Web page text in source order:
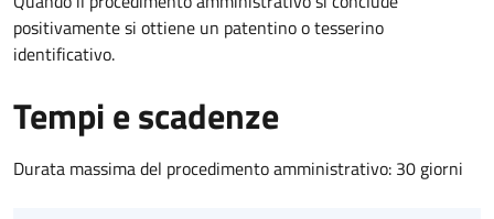
positivamente si ottiene un patentino o tesserino
identificativo.
Tempi e scadenze
Durata massima del procedimento amministrativo: 30 giorni